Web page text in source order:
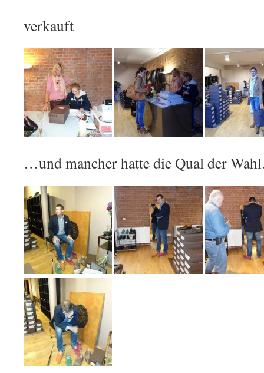
verkauft
…und mancher hatte die Qual der